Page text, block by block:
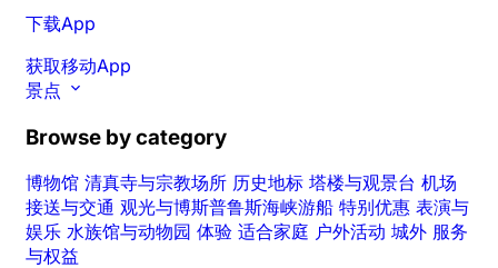
下载App
获取移动App
景点
Browse by category
博物馆 清真寺与宗教场所 历史地标 塔楼与观景台 机场
接送与交通 观光与博斯普鲁斯海峡游船 特别优惠 表演与
娱乐 水族馆与动物园 体验 适合家庭 户外活动 城外 服务
与权益